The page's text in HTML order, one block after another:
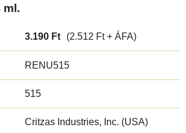
ml.
3.190 Ft (2.512 Ft + ÁFA)
RENU515
515
Critzas Industries, Inc. (USA)